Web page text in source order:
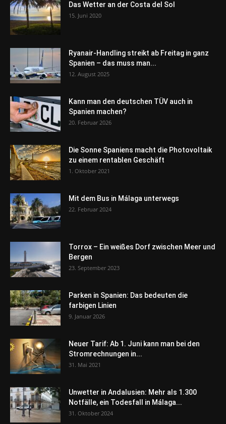
Das Wetter an der Costa del Sol
15. Juni 2020
Ryanair-Handling streikt ab Freitag in ganz
Spanien – das muss man...
12. August 2025
Kann man den deutschen TÜV auch in
Spanien machen?
20. Februar 2026
Die Sonne Spaniens macht die Photovoltaik
zu einem rentablen Geschäft
1. Oktober 2021
Mit dem Bus in Málaga unterwegs
22. Februar 2024
Torrox – Ein weißes Dorf zwischen Meer und
Bergen
23. September 2023
Parken in Spanien: Das bedeuten die
farbigen Linien
9. Januar 2026
Neuer Tarif: Ab 1. Juni kann man bei den
Stromrechnungen in...
31. Mai 2021
Unwetter in Andalusien: Mehr als 1.300
Notfälle, ein Todesfall in Málaga...
31. Oktober 2024